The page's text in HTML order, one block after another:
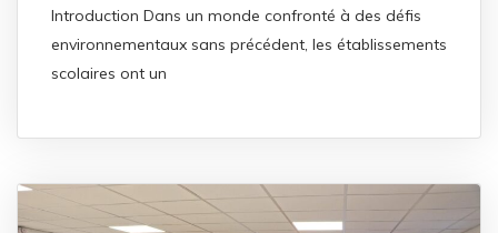
Introduction Dans un monde confronté à des défis
environnementaux sans précédent, les établissements
scolaires ont un